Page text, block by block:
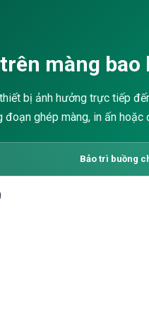
màng bao
bị ảnh hưởng trực tiếp
ghép màng, in ấn hoặc
Bảo trì buồng